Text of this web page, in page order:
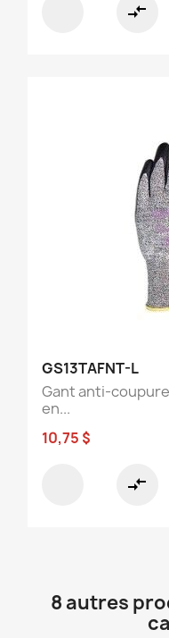
compare_arrows
GS13TAFNT-L
Gant anti-
en...
10,75 $
compare_arrows
8 autres